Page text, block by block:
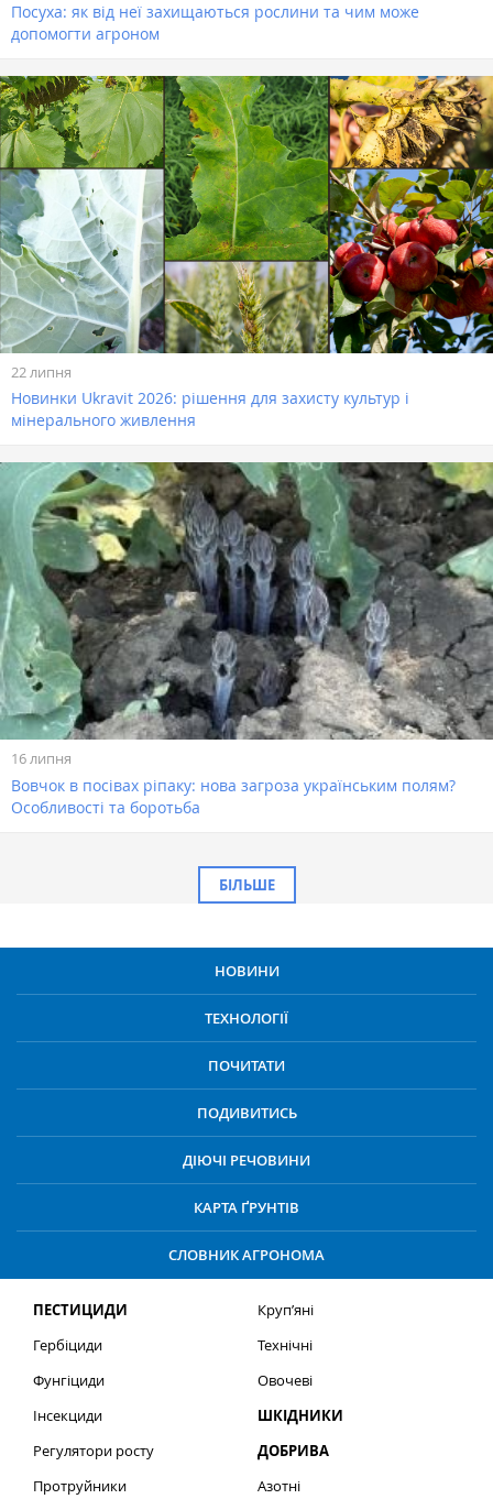
Посуха: як від неї захищаються рослини та чим може
допомогти агроном
22 липня
Новинки Ukravit 2026: рішення для захисту культур і
мінерального живлення
16 липня
Вовчок в посівах ріпаку: нова загроза українським полям?
Особливості та боротьба
БІЛЬШЕ
НОВИНИ
ТЕХНОЛОГІЇ
ПОЧИТАТИ
ПОДИВИТИСЬ
ДІЮЧІ РЕЧОВИНИ
КАРТА ҐРУНТІВ
СЛОВНИК АГРОНОМА
ПЕСТИЦИДИ
Гербіциди
Фунгіциди
Інсекциди
Регулятори росту
Протруйники
Круп’яні
Технічні
Овочеві
ШКІДНИКИ
ДОБРИВА
Азотні